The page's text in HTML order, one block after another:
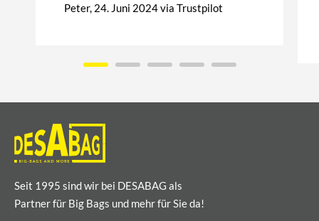
Peter, 24. Juni 2024 via Trustpilot
Seit 1995 sind wir bei DESABAG als
Partner für Big Bags und mehr für Sie da!